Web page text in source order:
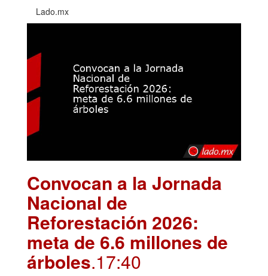
Lado.mx
Convocan a la Jornada
Nacional de
Reforestación 2026:
meta de 6.6 millones de
árboles.17:40